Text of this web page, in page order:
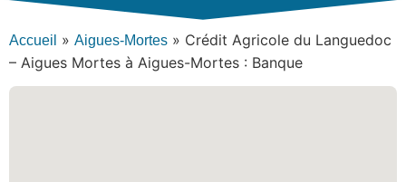
Accueil » Aigues-Mortes » Crédit Agricole du Languedoc
– Aigues Mortes à Aigues-Mortes : Banque